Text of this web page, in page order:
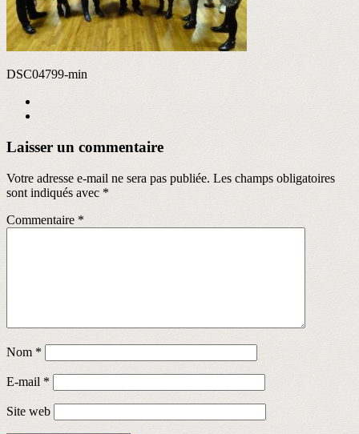
DSC04799-min
Laisser un commentaire
Votre adresse e-mail ne sera pas publiée. Les champs obligatoires
sont indiqués avec *
Commentaire *
Nom *
E-mail *
Site web